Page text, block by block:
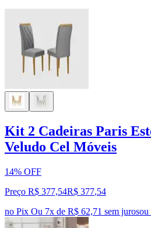
Kit 2 Cadeiras Paris
Veludo Cel Móveis
14% OFF
Preço R$ 377,54R$ 377,54
no Pix Ou 7x de R$ 62,71 sem jurosou